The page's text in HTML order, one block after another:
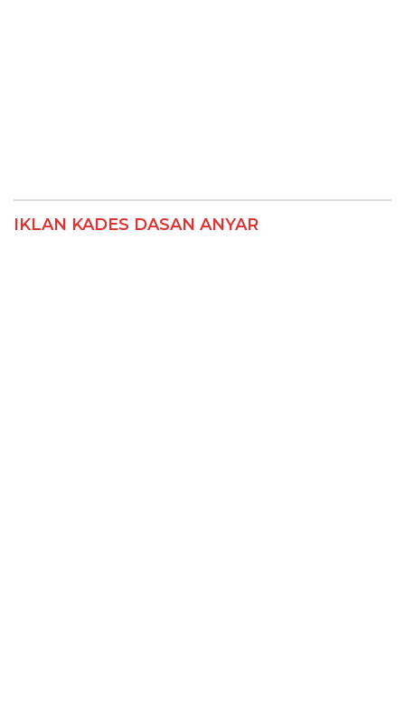
IKLAN KADES DASAN ANYAR